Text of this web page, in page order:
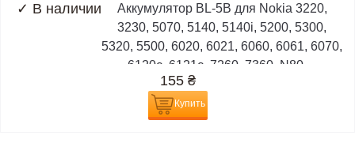
✓ В наличии
Аккумулятор BL-5B для Nokia 3220,
3230, 5070, 5140, 5140i, 5200, 5300,
5320, 5500, 6020, 6021, 6060, 6061, 6070,
6120c, 6121c, 7260, 7360, N80,...
155 ₴
Купить